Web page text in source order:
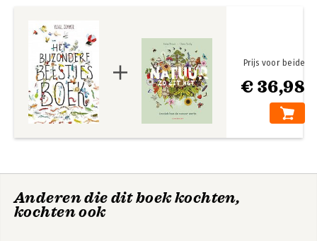
€ 36,98
Prijs voor beide
Anderen die dit boek kochten,
kochten ook